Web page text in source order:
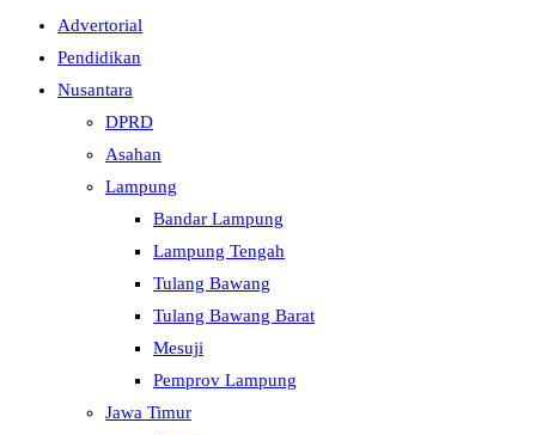
Advertorial
Pendidikan
Nusantara
DPRD
Asahan
Lampung
Bandar Lampung
Lampung Tengah
Tulang Bawang
Tulang Bawang Barat
Mesuji
Pemprov Lampung
Jawa Timur